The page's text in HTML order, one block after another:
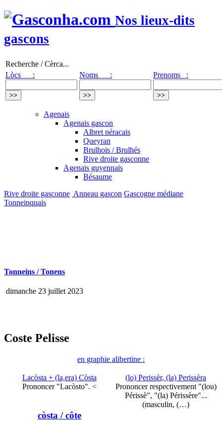
Nos lieux-dits
gascons
Recherche / Cèrca...
Lòcs :
Noms : Prenoms :
Agenais
Agenais gascon
Albret néracais
Queyran
Brulhois / Brulhés
Rive droite gasconne
Agenais guyennais
Bésaume
Rive droite gasconne Anneau gascon Gascogne médiane
Tonneinquais
Tonneins / Tonens
dimanche 23 juillet 2023
Coste Pelisse
en graphie alibertine :
Lacòsta + (la,era) Còsta
Prononcer "Lacòsto". <
còsta / côte
(lo) Perissèr, (la) Perissèra
Prononcer respectivement "(lou)
Périssè", "(la) Périssère"...
(masculin, (…)